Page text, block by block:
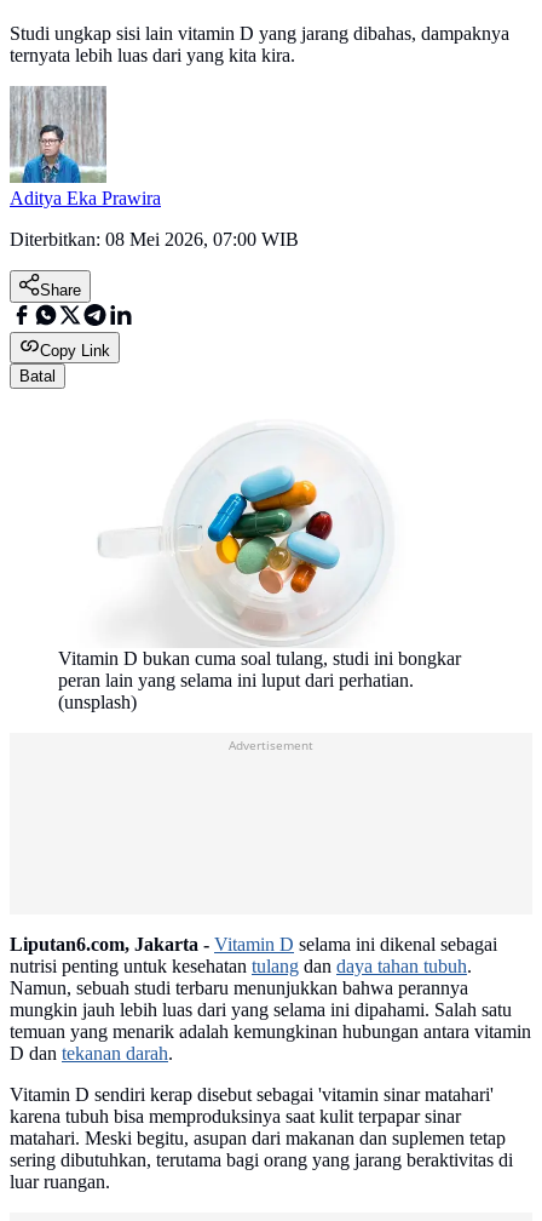
Studi ungkap sisi lain vitamin D yang jarang dibahas, dampaknya
ternyata lebih luas dari yang kita kira.
Aditya Eka Prawira
Diterbitkan: 08 Mei 2026, 07:00 WIB
Share
Copy Link
Batal
Vitamin D bukan cuma soal tulang, studi ini bongkar
peran lain yang selama ini luput dari perhatian.
(unsplash)
Advertisement
Liputan6.com, Jakarta - Vitamin D selama ini dikenal sebagai
nutrisi penting untuk kesehatan tulang dan daya tahan tubuh.
Namun, sebuah studi terbaru menunjukkan bahwa perannya
mungkin jauh lebih luas dari yang selama ini dipahami. Salah satu
temuan yang menarik adalah kemungkinan hubungan antara vitamin
D dan tekanan darah.
Vitamin D sendiri kerap disebut sebagai 'vitamin sinar matahari'
karena tubuh bisa memproduksinya saat kulit terpapar sinar
matahari. Meski begitu, asupan dari makanan dan suplemen tetap
sering dibutuhkan, terutama bagi orang yang jarang beraktivitas di
luar ruangan.